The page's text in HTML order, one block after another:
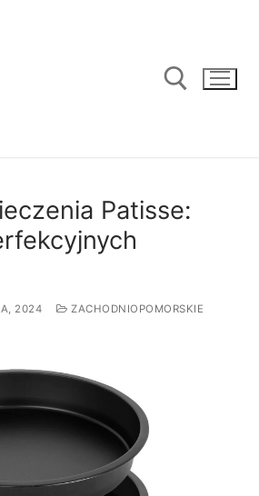
Patisse:
2024
ZACHODNIOPOMORSKIE